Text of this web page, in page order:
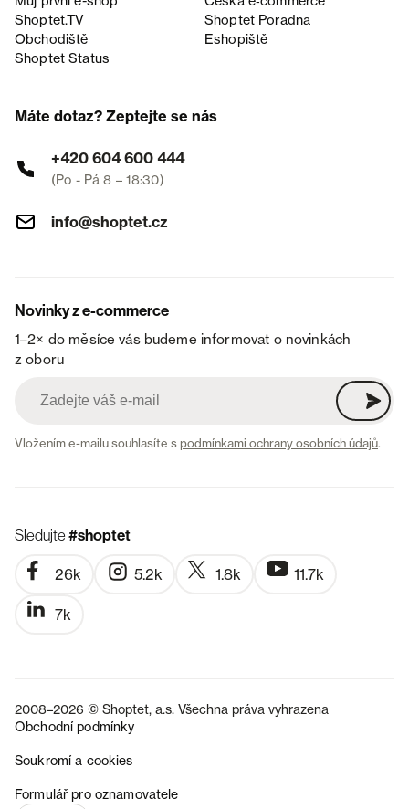
Shoptet.TV
Shoptet Poradna
Obchodiště
Eshopiště
Shoptet Status
Máte dotaz? Zeptejte se nás
+420 604 600 444
(Po - Pá 8 – 18:30)
info@shoptet.cz
Novinky z e-commerce
1–2× do měsíce vás budeme informovat o novinkách
z oboru
Vložením e-mailu souhlasíte spodmínkami ochrany osobních údajů.
Sledujte#shoptet
26k 5.2k 1.8k 11.7k
7k
2008–2026 © Shoptet, a.s. Všechna práva vyhrazena
Obchodní podmínky
Soukromí a cookies
Formulář pro oznamovatele